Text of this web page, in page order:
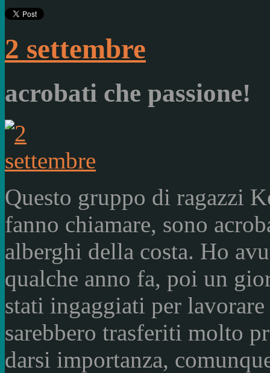
2 settembre
acrobati che passione!
Questo gruppo di ragazzi
fanno chiamare, sono
alberghi della costa. Ho
qualche anno fa, poi un
stati ingaggiati per
sarebbero trasferiti molto
darsi importanza,